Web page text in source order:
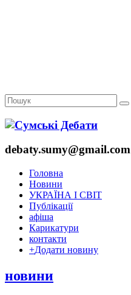
debaty.sumy@gmail.com
Головна
Новини
УКРАЇНА І СВІТ
Публікації
афіша
Карикатури
контакти
+Додати новину
новини